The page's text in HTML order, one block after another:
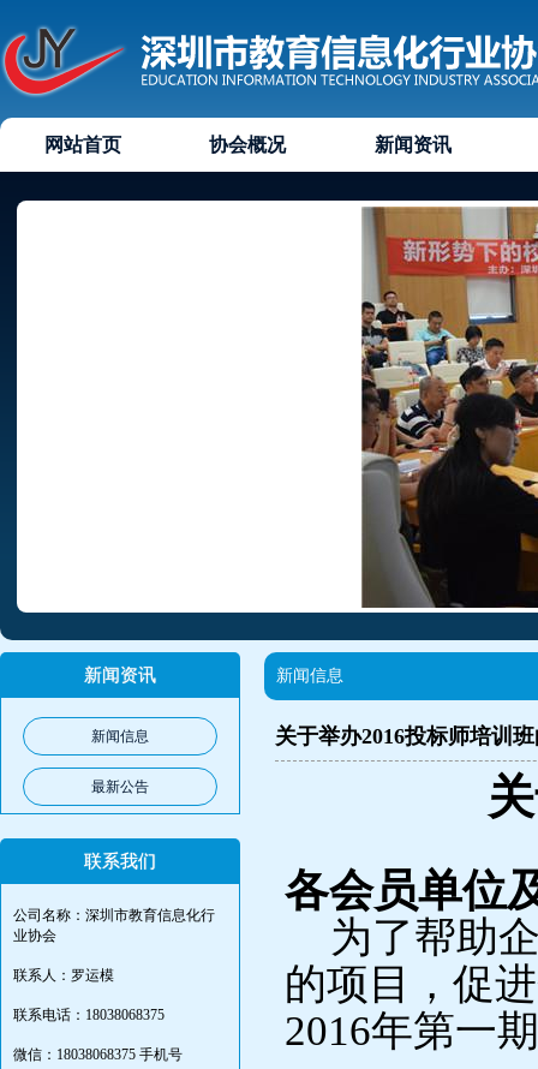
网站首页 协会概况 新闻资讯
新闻资讯
新闻信息
最新公告
联系我们
公司名称：深圳市教育信息化行
业协会
联系人：罗运模
联系电话：18038068375
微信：18038068375 手机号
新闻信息
关于举办2016投标师培训
各会员单位
为了帮助
的项目，促
2016年第一